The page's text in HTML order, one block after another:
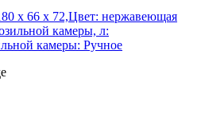
х 66 х 72,Цвет: нержавеющая
камеры, л:
камеры: Ручное